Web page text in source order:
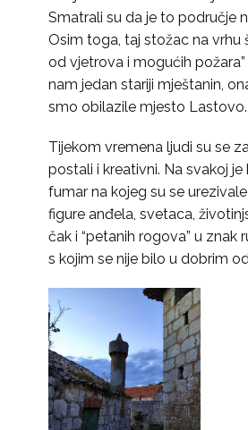
Smatrali su da je to područje
Osim toga, taj stožac na vrhu
od vjetrova i mogućih
nam jedan stariji mještanin,
smo obilazile mjesto Lastovo.
Tijekom vremena ljudi su se
postali i kreativni. Na svakoj je
fumar na kojeg su se
figure anđela, svetaca,
čak i “petanih rogova” u znak
s kojim se nije bilo u dobrim